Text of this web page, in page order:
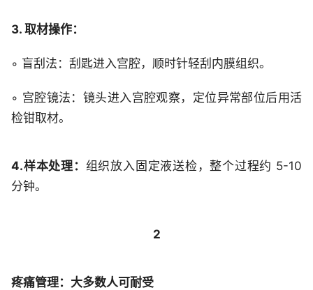
3. 取材操作：
◦ 盲刮法：刮匙进入宫腔，顺时针轻刮内膜组织。
◦ 宫腔镜法：镜头进入宫腔观察，定位异常部位后用活
检钳取材。
4.样本处理： 组织放入固定液送检，整个过程约 5-10
分钟。
2
疼痛管理：大多数人可耐受